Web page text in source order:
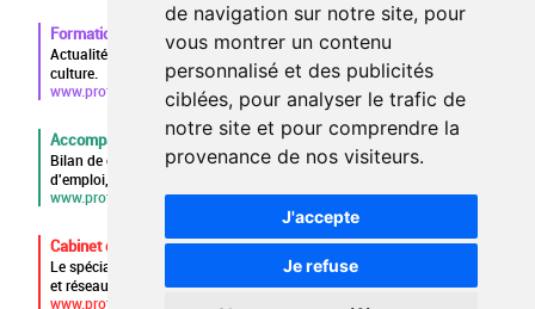
de navigation sur notre site, pour
vous montrer un contenu
personnalisé et des publicités
ciblées, pour analyser le trafic de
notre site et pour comprendre la
provenance de nos visiteurs.
J'accepte
Je refuse
Formation
Actualités, guide et annuaire des formations aux métiers de la
culture.
www.profilculture-formation.com
Accompagnement professionnel
Bilan de compétences, coaching, techniques de recherche
d'emploi, entretien conseil.
www.profilculture-competences.com
Cabinet de recrutement
Le spécialiste du secteur culturel, une cvthèque de 86.000 CV
et réseau unique de professionnels.
www.profilculture-conseil.com/cabinet-recrutement